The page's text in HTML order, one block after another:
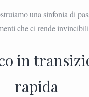
una sinfonia di
che ci rende
in
rapida